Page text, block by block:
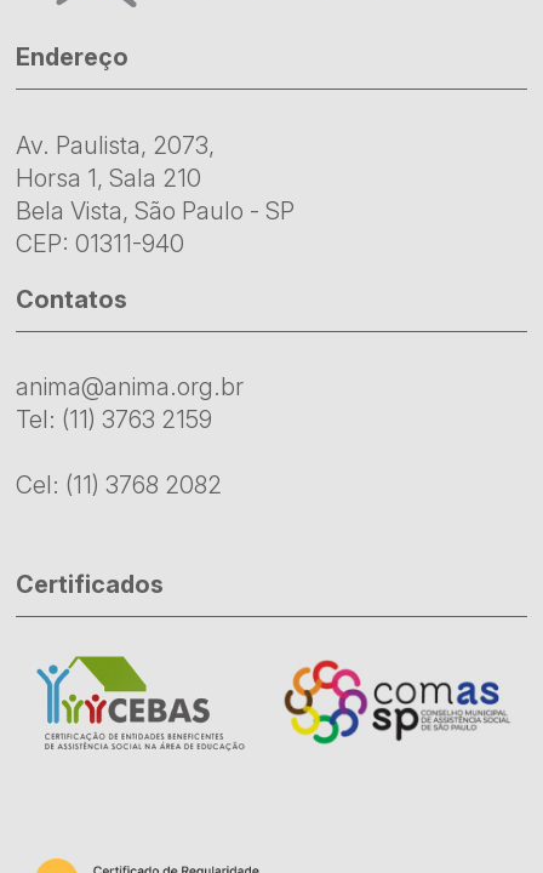
Endereço
Av. Paulista, 2073,
Horsa 1, Sala 210
Bela Vista, São Paulo - SP
CEP: 01311-940
Contatos
anima@anima.org.br
Tel: (11) 3763 2159
Cel: (11) 3768 2082
Certificados